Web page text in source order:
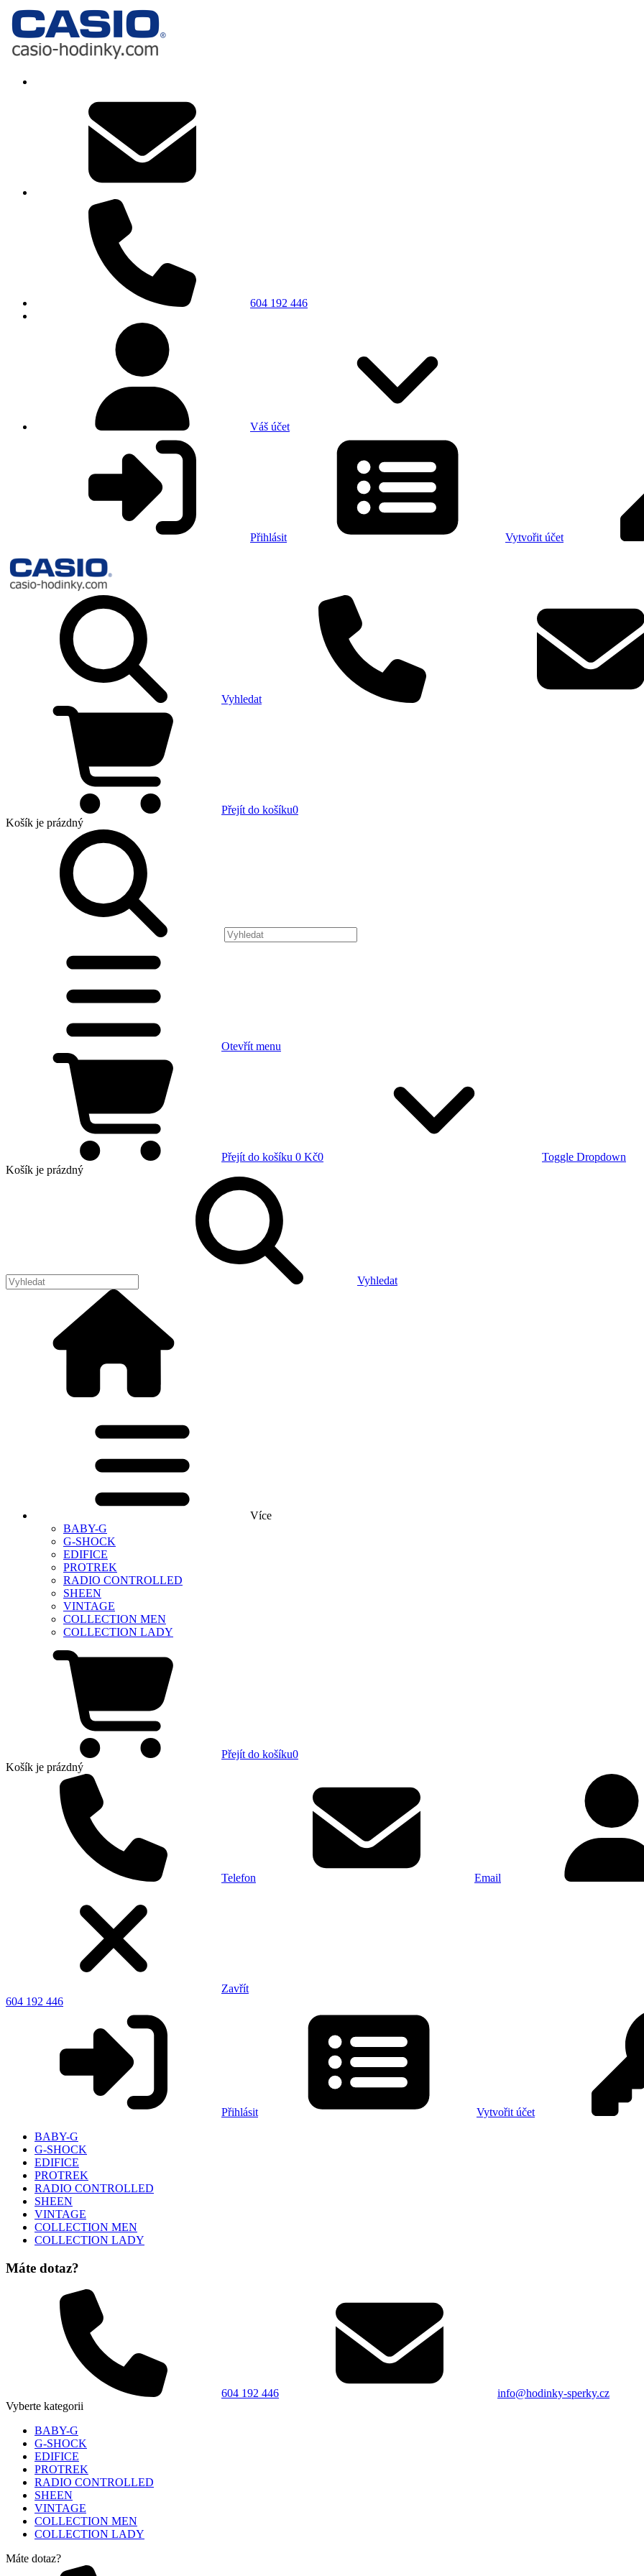
604 192 446
Váš účet
Přihlásit Vytvořit účet
Vyhledat
Přejít do košíku0
Košík je prázdný
Otevřít menu
Přejít do košíku 0 Kč0
Toggle Dropdown
Košík je prázdný
Vyhledat
Více
BABY-G
G-SHOCK
EDIFICE
PROTREK
RADIO CONTROLLED
SHEEN
VINTAGE
COLLECTION MEN
COLLECTION LADY
Přejít do košíku0
Košík je prázdný
Telefon Email
Zavřít
604 192 446
Přihlásit
Vytvořit účet
BABY-G
G-SHOCK
EDIFICE
PROTREK
RADIO CONTROLLED
SHEEN
VINTAGE
COLLECTION MEN
COLLECTION LADY
Máte dotaz?
604 192 446
info@hodinky-sperky.cz
Vyberte kategorii
BABY-G
G-SHOCK
EDIFICE
PROTREK
RADIO CONTROLLED
SHEEN
VINTAGE
COLLECTION MEN
COLLECTION LADY
Máte dotaz?